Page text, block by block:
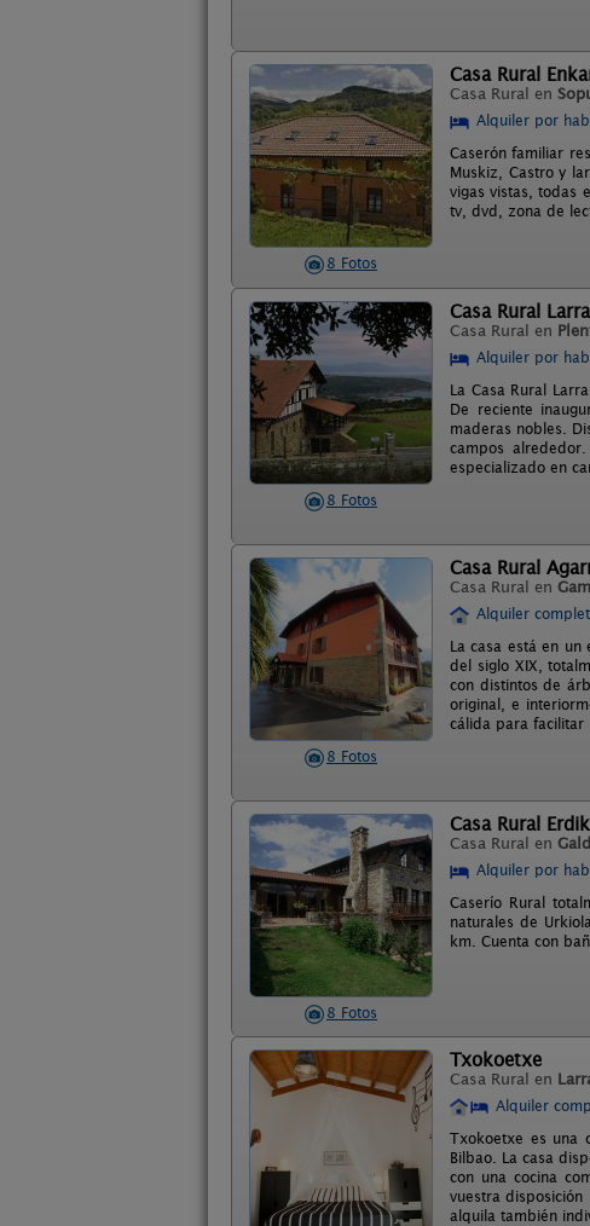
8 Fotos
Casa Rural
Casa Rural en
Alquiler por
Caserón familiar
Muskiz, Castro y
vigas vistas, todas
tv, dvd, zona de
8 Fotos
Casa Rural
Casa Rural en
Alquiler por
La Casa Rural
De reciente
maderas nobles.
campos
especializado en
8 Fotos
Casa Rural
Casa Rural en
Alquiler
La casa está en
del siglo XIX,
con distintos de
original, e
cálida para facilitar
8 Fotos
Casa Rural
Casa Rural en
Alquiler por
Caserío Rural
naturales de
km. Cuenta con
Txokoetxe
Casa Rural en
Alquiler
Txokoetxe es una
Bilbao. La casa
con una cocina
vuestra
alquila también